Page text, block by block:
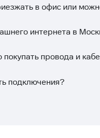
в офис или
интернета в
провода и
подключения?